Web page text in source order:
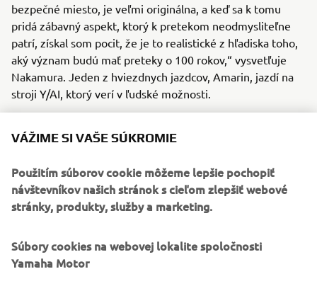
bezpečné miesto, je veľmi originálna, a keď sa k tomu
pridá zábavný aspekt, ktorý k pretekom neodmysliteľne
patrí, získal som pocit, že je to realistické z hľadiska toho,
aký význam budú mať preteky o 100 rokov,“ vysvetľuje
Nakamura. Jeden z hviezdnych jazdcov, Amarin, jazdí na
stroji Y/AI, ktorý verí v ľudské možnosti.
dojem: budúci dizajn motocykla zachováva rovnakú pozíciu
motocykla vyvažuje perspektívu moderného dizajnu
a produktového riešenia. Vznikol aj konceptuálny model
Y/AI v skutočnej veľkosti, ktorý bude predstavený koncom
„Dej príbehu je zasadený do spoločenských štruktúr,
technológií a ľudských hodnôt v 100 rokov vzdialenej
VÁŽIME SI VAŠE SÚKROMIE
Použitím súborov cookie môžeme lepšie pochopiť
návštevníkov našich stránok s cieľom zlepšiť webové
stránky, produkty, služby a marketing.
Súbory cookies na webovej lokalite spoločnosti
Yamaha Motor